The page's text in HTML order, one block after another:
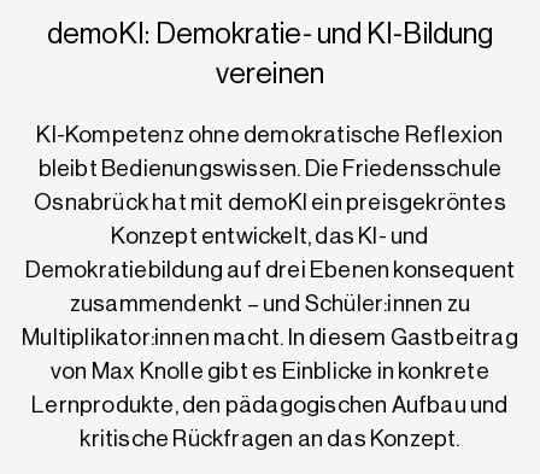
demoKI: Demokratie- und KI-Bildung
vereinen
KI-Kompetenz ohne demokratische Reflexion
bleibt Bedienungswissen. Die Friedensschule
Osnabrück hat mit demoKI ein preisgekröntes
Konzept entwickelt, das KI- und
Demokratiebildung auf drei Ebenen konsequent
zusammendenkt – und Schüler:innen zu
Multiplikator:innen macht. In diesem Gastbeitrag
von Max Knolle gibt es Einblicke in konkrete
Lernprodukte, den pädagogischen Aufbau und
kritische Rückfragen an das Konzept.